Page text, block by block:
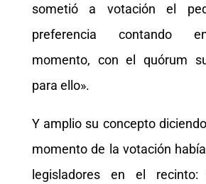
sometió a votación el
preferencia contando
momento, con el quórum
para ello».
Y amplio su concepto
momento de la votación
legisladores en el